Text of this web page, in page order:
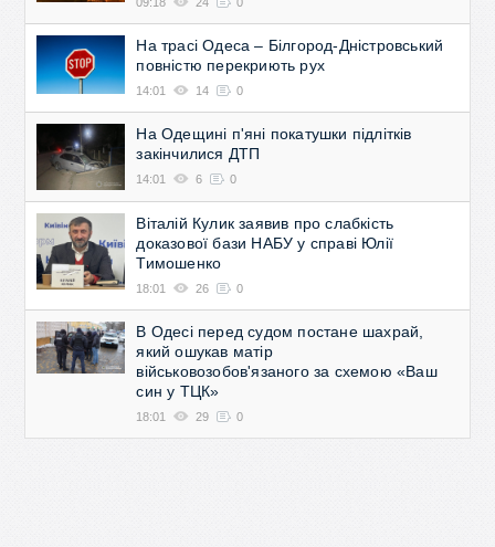
На трасі Одеса – Білгород-Дністровський
повністю перекриють рух
14:01 14 0
На Одещині п'яні покатушки підлітків
закінчилися ДТП
14:01 6 0
Віталій Кулик заявив про слабкість
доказової бази НАБУ у справі Юлії
Тимошенко
18:01 26 0
В Одесі перед судом постане шахрай,
який ошукав матір
військовозобов'язаного за схемою «Ваш
син у ТЦК»
18:01 29 0